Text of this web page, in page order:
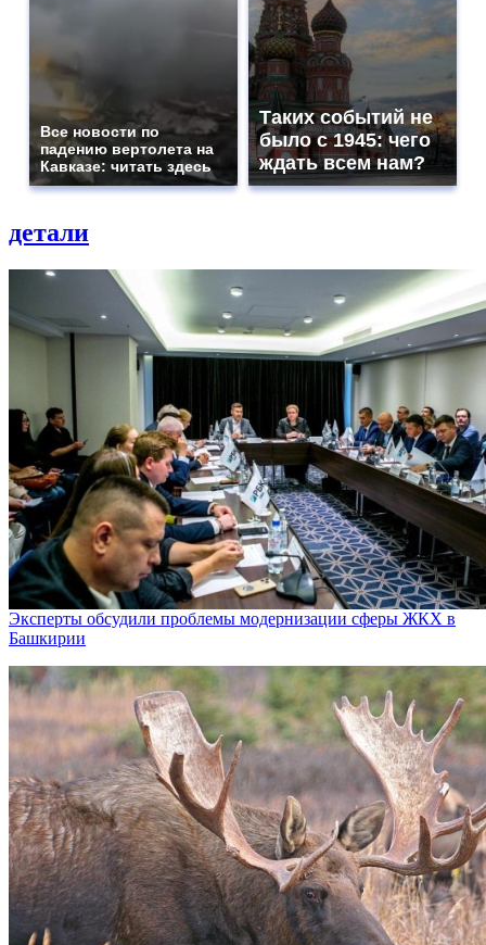
Все новости по
падению вертолета на
Кавказе: читать здесь
Таких событий не
было с 1945: чего
ждать всем нам?
детали
Эксперты обсудили проблемы модернизации сферы ЖКХ в
Башкирии